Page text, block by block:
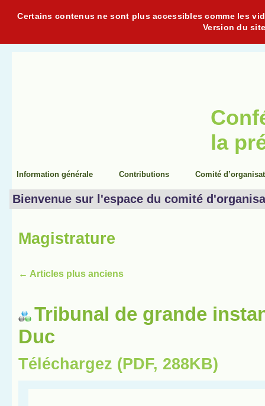
Certains contenus ne sont plus accessibles comme les
Version du
la
Information générale Contributions Comité
Bienvenue sur l'espace du comité
Magistrature
← Articles plus anciens
Tribunal de grande
Duc
Téléchargez (PDF, 288KB)